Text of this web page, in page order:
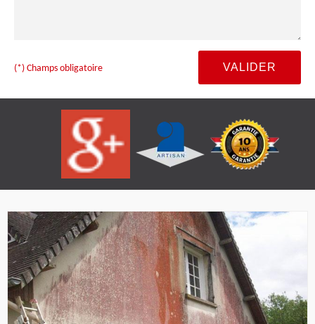
(*) Champs obligatoire